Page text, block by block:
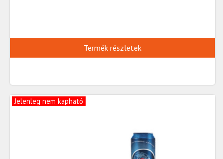
Termék részletek
Jelenleg nem kapható